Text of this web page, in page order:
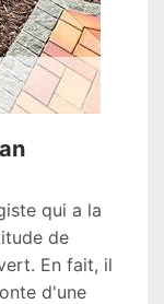
qui a la
de
En fait, il
d'une